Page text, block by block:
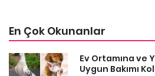
En Çok Okunanlar
Ev Ortamına ve
Uygun Bakımı